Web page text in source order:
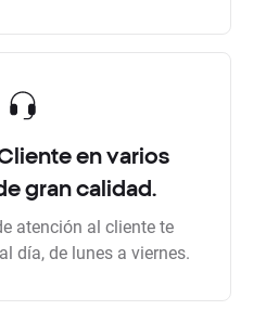
en varios
gran calidad.
atención al cliente te
día, de lunes a viernes.